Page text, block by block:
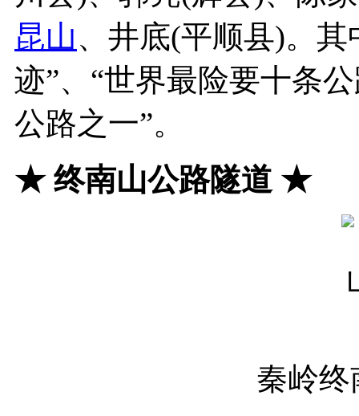
昆山、井底(平顺县)。
迹”、“世界最险要十条
公路之一”。
★ 终南山公路隧道 ★
秦岭